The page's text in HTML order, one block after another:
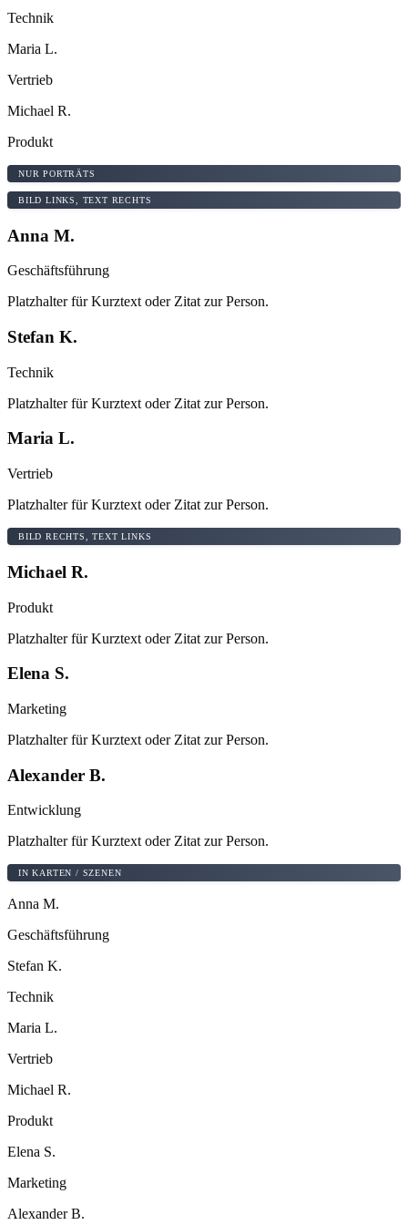
Technik
Maria L.
Vertrieb
Michael R.
Produkt
NUR PORTRÄTS
BILD LINKS, TEXT RECHTS
Anna M.
Geschäftsführung
Platzhalter für Kurztext oder Zitat zur Person.
Stefan K.
Technik
Platzhalter für Kurztext oder Zitat zur Person.
Maria L.
Vertrieb
Platzhalter für Kurztext oder Zitat zur Person.
BILD RECHTS, TEXT LINKS
Michael R.
Produkt
Platzhalter für Kurztext oder Zitat zur Person.
Elena S.
Marketing
Platzhalter für Kurztext oder Zitat zur Person.
Alexander B.
Entwicklung
Platzhalter für Kurztext oder Zitat zur Person.
IN KARTEN / SZENEN
Anna M.
Geschäftsführung
Stefan K.
Technik
Maria L.
Vertrieb
Michael R.
Produkt
Elena S.
Marketing
Alexander B.